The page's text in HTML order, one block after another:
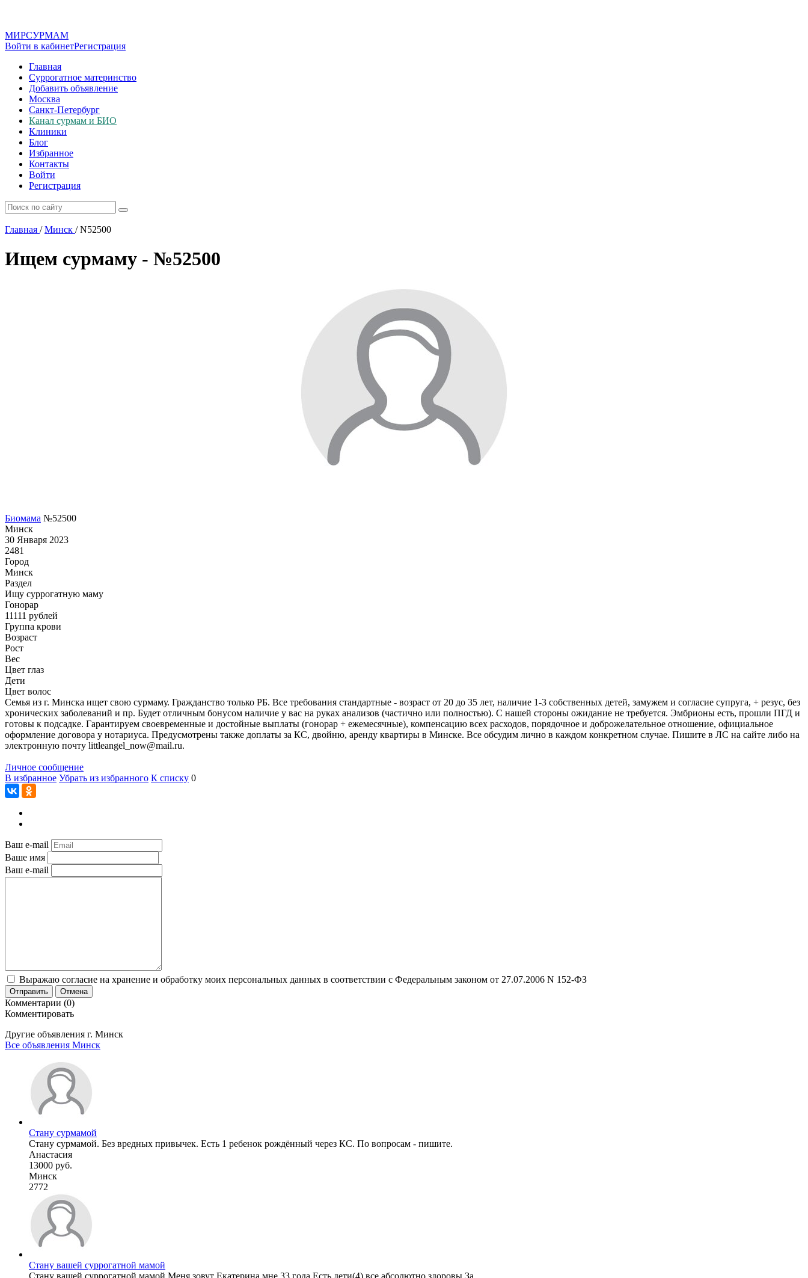
МИРСУРМАМ
Войти в кабинетРегистрация
Главная
Суррогатное материнство
Добавить объявление
Москва
Санкт-Петербург
Канал сурмам и БИО
Клиники
Блог
Избранное
Контакты
Войти
Регистрация
Главная / Минск /N52500
Ищем сурмаму - №52500
Биомама №52500
Минск
30 Января 2023
2481
Город
Минск
Раздел
Ищу суррогатную маму
Гонoрар
11111 рублей
Группа крови
Возраст
Рост
Вес
Цвет глаз
Дети
Цвет волос
Семья из г. Минска ищет свою сурмаму. Гражданство только РБ. Все требования стандартные - возраст от 20 до 35 лет, наличие 1-3 собственных детей, замужем и согласие супруга, + резус, без
хронических заболеваний и пр. Будет отличным бонусом наличие у вас на руках анализов (частично или полностью). С нашей стороны ожидание не требуется. Эмбрионы есть, прошли ПГД и
готовы к подсадке. Гарантируем своевременные и достойные выплаты (гонорар + ежемесячные), компенсацию всех расходов, порядочное и доброжелательное отношение, официальное
оформление договора у нотариуса. Предусмотрены также доплаты за КС, двойню, аренду квартиры в Минске. Все обсудим лично в каждом конкретном случае. Пишите в ЛС на сайте либо на
электронную почту littleangel_now@mail.ru.
Личное сообщение
В избранное Убрать из избранного К списку 0
Ваш e-mail
Ваше имя
Ваш e-mail
Выражаю согласие на хранение и обработку моих персональных данных в соответствии с Федеральным законом от 27.07.2006 N 152-ФЗ
Отправить Отмена
Комментарии (0)
Комментировать
Другие объявления г. Минск
Все объявления Минск
Стану сурмамой
Стану сурмамой. Без вредных привычек. Есть 1 ребенок рождённый через КС. По вопросам - пишите.
Анастасия
13000 руб.
Минск
2772
Стану вашей суррогатной мамой
Стану вашей суррогатной мамой.Меня зовут Екатерина,мне 33 года.Есть дети(4),все абсолютно здоровы.За ...